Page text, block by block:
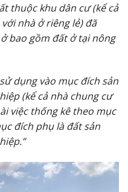
thuộc khu dân cư (kể cả
nhà ở riêng lẻ) đã
bao gồm đất ở tại nông
dụng vào mục đích sản
(kể cả nhà chung cư
việc thống kê theo mục
đích phụ là đất sản